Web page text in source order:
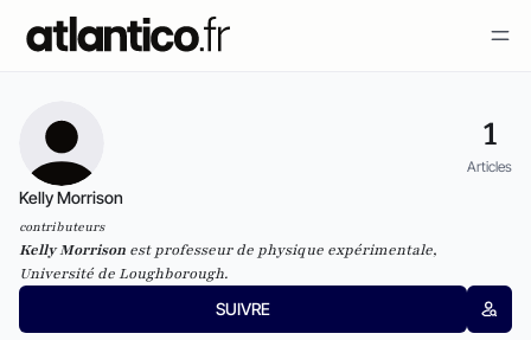
1
Articles
Kelly Morrison
contributeurs
Kelly Morrison est professeur de physique expérimentale,
Université de Loughborough.
SUIVRE